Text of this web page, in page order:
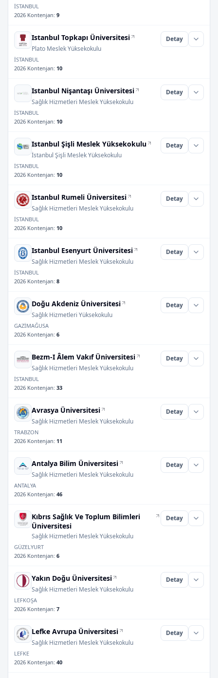
İSTANBUL
2026 Kontenjan: 9
Istanbul Topkapı Üniversitesi
Plato Meslek Yüksekokulu
Detay
İSTANBUL
2026 Kontenjan: 10
Istanbul Nişantaşı Üniversitesi
Sağlık Hizmetleri Meslek Yüksekokulu
Detay
İSTANBUL
2026 Kontenjan: 10
Istanbul Şişli Meslek Yüksekokulu
İstanbul Şişli Meslek Yüksekokulu
Detay
İSTANBUL
2026 Kontenjan: 10
Istanbul Rumeli Üniversitesi
Sağlık Hizmetleri Meslek Yüksekokulu
Detay
İSTANBUL
2026 Kontenjan: 10
Istanbul Esenyurt Üniversitesi
Sağlık Hizmetleri Meslek Yüksekokulu
Detay
İSTANBUL
2026 Kontenjan: 8
Doğu Akdeniz Üniversitesi
Sağlık Hizmetleri Yüksekokulu
Detay
GAZİMAĞUSA
2026 Kontenjan: 6
Bezm-I Âlem Vakıf Üniversitesi
Sağlık Hizmetleri Meslek Yüksekokulu
Detay
İSTANBUL
2026 Kontenjan: 33
Avrasya Üniversitesi
Sağlık Hizmetleri Meslek Yüksekokulu
Detay
TRABZON
2026 Kontenjan: 11
Antalya Bilim Üniversitesi
Sağlık Hizmetleri Meslek Yüksekokulu
Detay
ANTALYA
2026 Kontenjan: 46
Kıbrıs Sağlık Ve Toplum Bilimleri
Üniversitesi
Sağlık Hizmetleri Meslek Yüksekokulu
Detay
GÜZELYURT
2026 Kontenjan: 6
Yakın Doğu Üniversitesi
Sağlık Hizmetleri Meslek Yüksekokulu
Detay
LEFKOŞA
2026 Kontenjan: 7
Lefke Avrupa Üniversitesi
Sağlık Hizmetleri Meslek Yüksekokulu
Detay
LEFKE
2026 Kontenjan: 40